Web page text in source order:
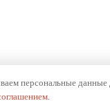
персональные данные
.